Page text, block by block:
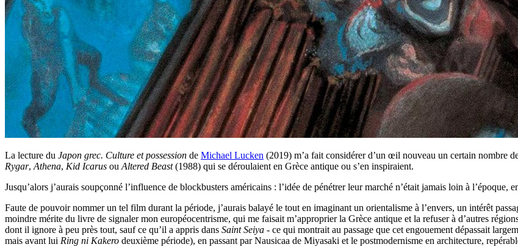
La lecture du Japon grec. Culture et possession de Michael Lucken (2019) m’a fait considérer d’un œil nouveau un certain nombre
Rygar, Athena, Kid Icarus ou Altered Beast(1988) qui se déroulaient en Grèce antique ou s’en inspiraient.
Jusqu’alors j’aurais soupçonné l’influence de blockbusters américains : l’idée de pénétrer leur marché n’était jamais loin à l’époque,
Faute de pouvoir nommer un tel film durant la période, j’aurais balayé le tout en imaginant un orientalisme à l’envers, un intérêt
moindre mérite du livre de signaler mon européocentrisme, qui me faisait m’approprier la Grèce antique et la refuser à d’autres
dont il ignore à peu près tout, sauf ce qu’il a appris dans Saint Seiya - ce qui montrait au passage que cet engouement dépassait
mais avant lui Ring ni Kakero deuxième période), en passant par Nausicaa de Miyasaki et le postmodernisme en architecture,